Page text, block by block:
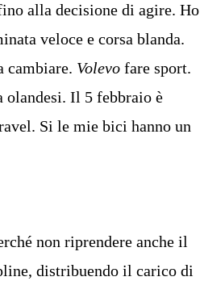
alla decisione di agire. Ho
veloce e corsa blanda.
cambiare. Volevo fare sport.
Il 5 febbraio è
Si le mie bici hanno un
non riprendere anche il
distribuendo il carico di